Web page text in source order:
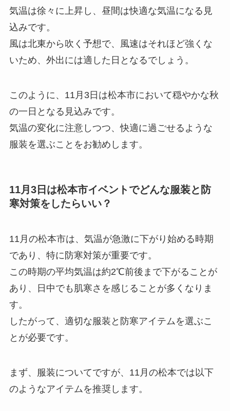
気温は徐々に上昇し、昼間は快適な気温になる見
込みです。
風は北東から吹く予想で、風速はそれほど強くな
いため、外出には適した日となるでしょう。
このように、11月3日は松本市において穏やかな秋
の一日となる見込みです。
気温の変化に注意しつつ、快適に過ごせるような
服装を選ぶことをお勧めします。
11月3日は松本市イベントでどんな服装と防
寒対策をしたらいい？
11月の松本市は、気温が急激に下がり始める時期
であり、特に防寒対策が重要です。
この時期の平均気温は約2℃前後まで下がることが
あり、日中でも肌寒さを感じることが多くなりま
す。
したがって、適切な服装と防寒アイテムを選ぶこ
とが必要です。
まず、服装についてですが、11月の松本では以下
のようなアイテムを推奨します。